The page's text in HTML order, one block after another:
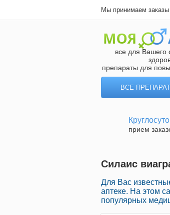
Мы принимаем заказы
все для Вашего
препараты для
ВСЕ
прием
Силаис
Для Вас
аптеке. На этом
популярных